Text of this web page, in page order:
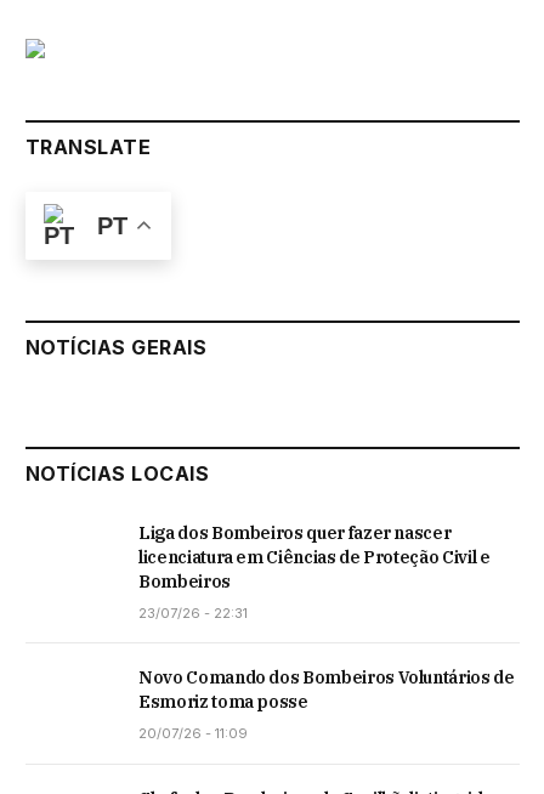
TRANSLATE
PT
NOTÍCIAS GERAIS
NOTÍCIAS LOCAIS
Liga dos Bombeiros quer fazer nascer
licenciatura em Ciências de Proteção Civil e
Bombeiros
23/07/26 - 22:31
Novo Comando dos Bombeiros Voluntários de
Esmoriz toma posse
20/07/26 - 11:09